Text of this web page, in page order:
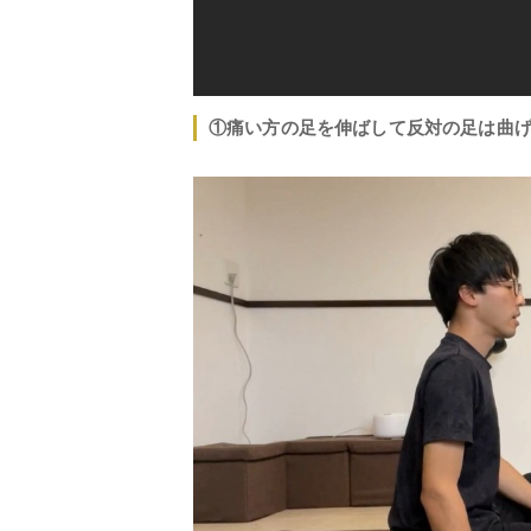
①痛い方の足を伸ばして反対の足は曲